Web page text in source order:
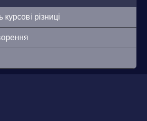
різниці